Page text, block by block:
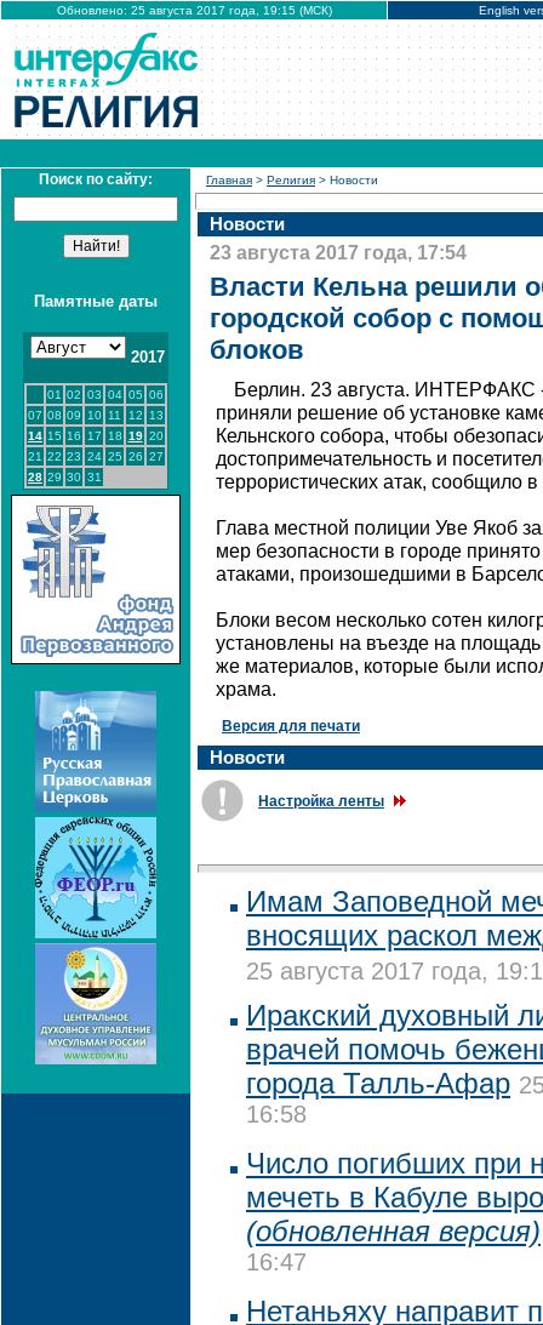
Обновлено: 25 августа 2017 года, 19:15 (МСК) English
Поиск по сайту:
Памятные даты
2017
01 02 03 04 05 06
07 08 09 10 11 12
13
14 15 16 17 18 19 20
21 22 23 24 25 26 27
28 29 30 31
Главная > Религия > Новости
Новости
23 августа 2017 года, 17:54
Власти Кельна решили
городской собор с
блоков
Берлин. 23 августа. ИНТЕРФАКС
приняли решение об установке
Кельнского собора, чтобы
достопримечательность и
террористических атак, сообщило
Глава местной полиции Уве Якоб
мер безопасности в городе
атаками, произошедшими в
Блоки весом несколько сотен
установлены на въезде на
же материалов, которые были
храма.
Версия для печати
Новости
Настройка ленты
Имам Заповедной
вносящих раскол
25 августа 2017 года,
Иракский духовный
врачей помочь
города Талль-Афар
16:58
Число погибших при
мечеть в Кабуле
(обновленная версия)
16:47
Нетаньяху направит